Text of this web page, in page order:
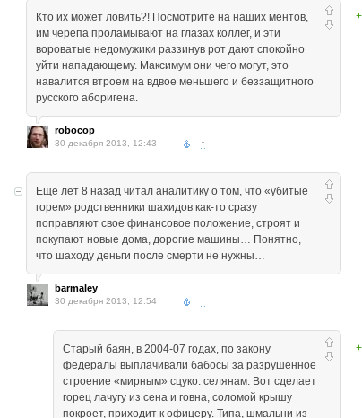
Кто их может ловить?! Посмотрите на наших ментов,
им черепа проламывают на глазах коллег, и эти
вороватые недомужики раззинув рот дают спокойно
уйти нападающему. Максимум они чего могут, это
навалится втроем на вдвое меньшего и беззащитного
русского аборигена.
robocop
30 декабря 2013, 12:43 ↑
Еще лет 8 назад читал аналитику о том, что «убитые
горем» родственники шахидов как-то сразу
поправляют свое финансовое положение, строят и
покупают новые дома, дорогие машины… Понятно,
что шаходу деньги после смерти не нужны…
barmaley
30 декабря 2013, 12:54 ↑
Старый баян, в 2004-07 годах, по закону
федералы выплачивали бабосы за разрушенное
строение «мирным» сцуко. селянам. Вот сделает
горец лачугу из сена и говна, соломой крышу
покроет, приходит к офицеру. Типа, шмальни из